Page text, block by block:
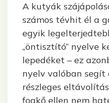
A kutyák
számos tévhit él a
egyik
„öntisztító” nyelve
lepedéket – ez
nyelv valóban
részleges
fogkő ellen nem